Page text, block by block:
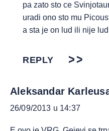
pa zato sto ce
uradi ono sto mu
a sta je on lud ili nije
REPLY
Aleksandar
26/09/2013 u 14:37